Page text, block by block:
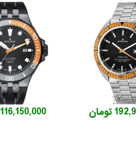
116,150,000 تومان تومان